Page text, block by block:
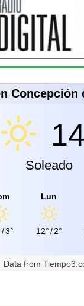
Concepción
Soleado
/3°
Lun
12°/2°
Data from